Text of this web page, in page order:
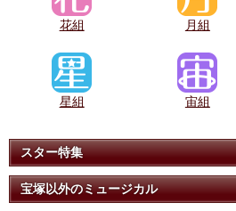
花組 月組
星組 宙組
スター特集
宝塚以外のミュージカル